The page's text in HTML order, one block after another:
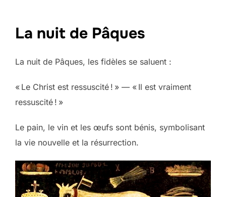
La nuit de Pâques
La nuit de Pâques, les fidèles se saluent :
« Le Christ est ressuscité ! » — « Il est vraiment
ressuscité ! »
Le pain, le vin et les œufs sont bénis, symbolisant
la vie nouvelle et la résurrection.